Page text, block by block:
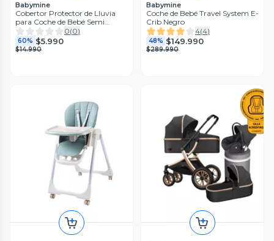
Babymine
Cobertor Protector de Lluvia
para Coche de Bebé Semi
Universal BABYMINE
0(0)
60% $5.990
$14.990
Babymine
Coche de Bebé Travel System E-
Crib Negro
4(4)
48% $149.990
$289.990